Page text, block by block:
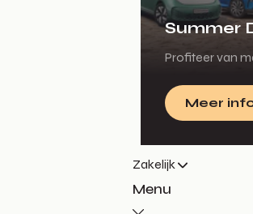
Summer
Profiteer van
Meer
Zakelijk
Menu